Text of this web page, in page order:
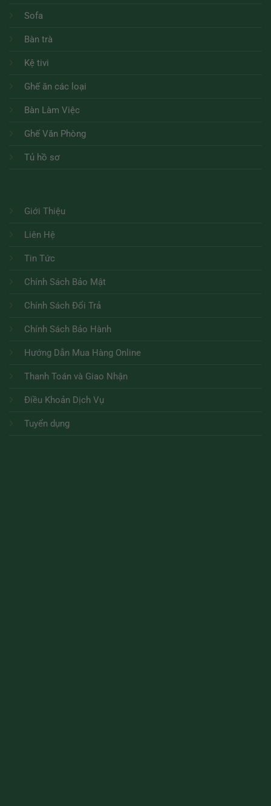
Sofa
Bàn trà
Kệ tivi
Ghế ăn các loại
Bàn Làm Việc
Ghế Văn Phòng
Tủ hồ sơ
Giới Thiệu
Liên Hệ
Tin Tức
Chính Sách Bảo Mật
Chính Sách Đổi Trả
Chính Sách Bảo Hành
Hướng Dẫn Mua Hàng Online
Thanh Toán và Giao Nhận
Điều Khoản Dịch Vụ
Tuyển dụng